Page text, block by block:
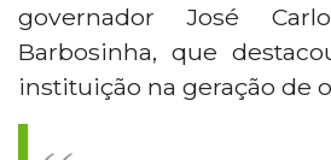
governador José
Barbosinha, que
instituição na geração de